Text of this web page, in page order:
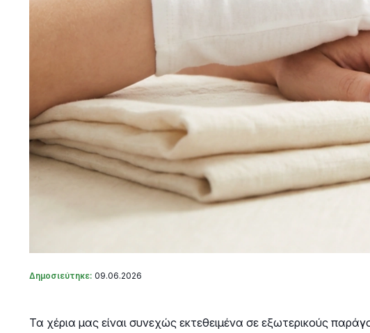
Δημοσιεύτηκε: 09.06.2026
Τα χέρια μας είναι συνεχώς εκτεθειμένα σε εξωτερικούς